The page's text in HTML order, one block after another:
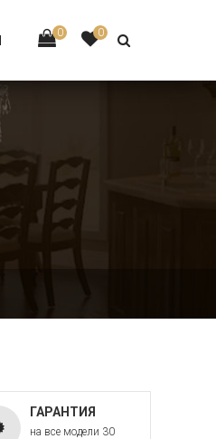
0 0
ГАРАНТИЯ
на все модели 30